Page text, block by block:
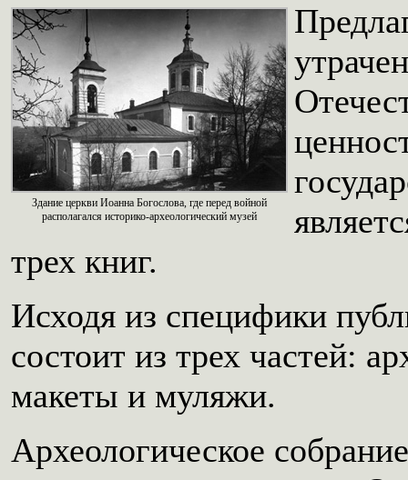
Здание церкви Иоанна Богослова, где перед войной
располагался историко-археологический музей
трех книг.
Исходя из специфики
состоит из трех частей:
макеты и муляжи.
Археологическое